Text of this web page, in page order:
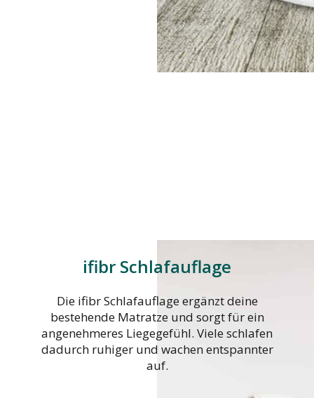
ifibr Schlafauflage
Die ifibr Schlafauflage ergänzt deine
bestehende Matratze und sorgt für ein
angenehmeres Liegegefühl. Viele schlafen
dadurch ruhiger und wachen entspannter
auf.